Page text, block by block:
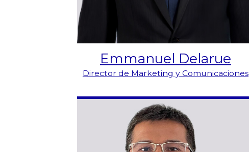
Emmanuel Delarue
Director de Marketing y Comunicaciones